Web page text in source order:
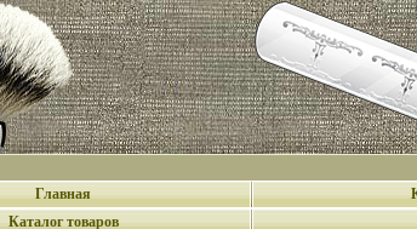
Главная
Каталог товаров